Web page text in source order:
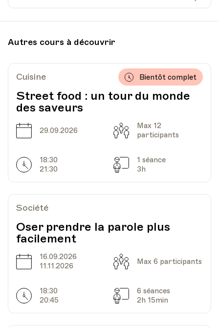
Lieu1005, Lausanne
Av. de Cour 33
Date04.10.2021
Av. de Cour 33
Lieu
HEP - Haute Ecole Pédagogique
1005, Lausanne
Date
08.11.2021 Heure
18.30
Autres cours à découvrir
Cuisine
Street food : un tour du monde
des saveurs
Bientôt complet
Date
29.09.2026 Capacité
Max 12
participants
Horarires
18:30
21:30
Séances
1 séance
3h
Société
Oser prendre la parole plus
facilement
Date
16.09.2026
11.11.2026
Capacité
Max 6 participants
Horarires
18:30
20:45
Séances
6 séances
2h 15min